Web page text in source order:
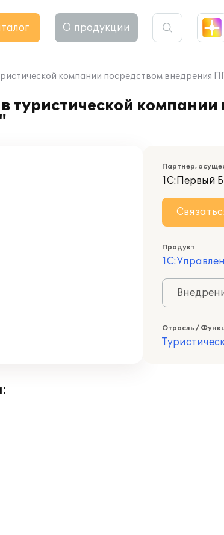
О продукции
компании посредством внедрения
туристической
Партнер,
1С:Первый
Продукт
Отрасль /